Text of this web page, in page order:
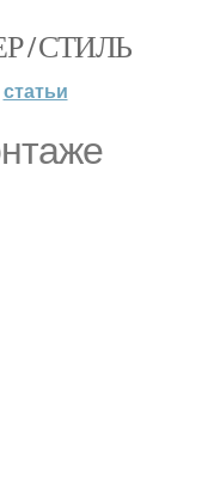
/ СТИЛЬ
статьи